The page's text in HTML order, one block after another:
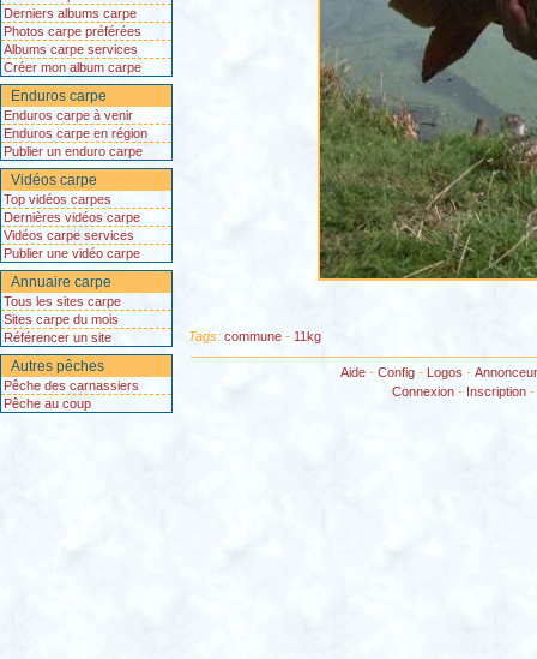
Derniers albums carpe
Photos carpe préférées
Albums carpe services
Créer mon album carpe
Enduros carpe
Enduros carpe à venir
Enduros carpe en région
Publier un enduro carpe
Vidéos carpe
Top vidéos carpes
Dernières vidéos carpe
Vidéos carpe services
Publier une vidéo carpe
Annuaire carpe
Tous les sites carpe
Sites carpe du mois
Référencer un site
Autres pêches
Pêche des carnassiers
Pêche au coup
Tags: commune- 11kg
Aide- Config- Logos -
Connexion - Inscription -